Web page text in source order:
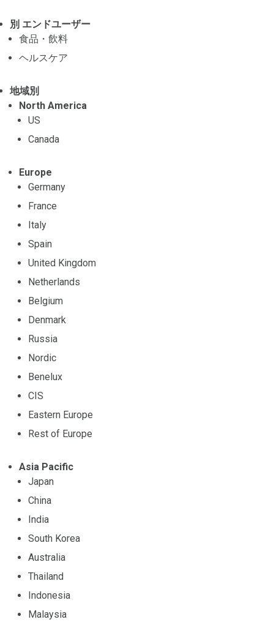
別 エンドユーザー
食品・飲料
ヘルスケア
地域別
North America
US
Canada
Europe
Germany
France
Italy
Spain
United Kingdom
Netherlands
Belgium
Denmark
Russia
Nordic
Benelux
CIS
Eastern Europe
Rest of Europe
Asia Pacific
Japan
China
India
South Korea
Australia
Thailand
Indonesia
Malaysia